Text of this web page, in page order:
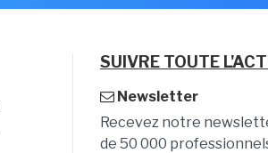
SUIVRE TOUTE
Newsletter
Recevez notre
de 50 000